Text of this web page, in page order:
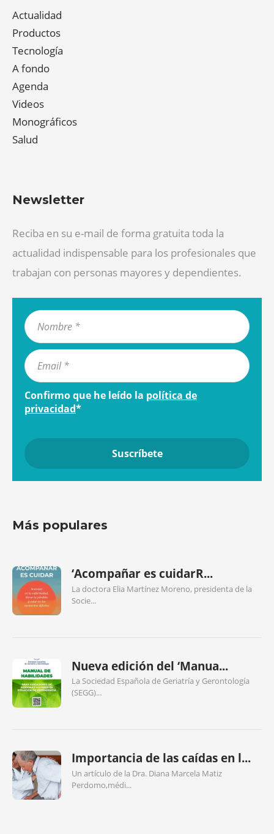
Actualidad
Productos
Tecnología
A fondo
Agenda
Videos
Monográficos
Salud
Newsletter
Reciba en su e-mail de forma gratuita toda la
actualidad indispensable para los profesionales que
trabajan con personas mayores y dependientes.
Confirmo que he leído la política de
privacidad*
Más populares
‘Acompañar es cuidarR...
La doctora Elia Martínez Moreno, presidenta de la
Socie...
Nueva edición del ‘Manua...
La Sociedad Española de Geriatría y Gerontología
(SEGG)...
Importancia de las caídas en l...
Un artículo de la Dra. Diana Marcela Matiz
Perdomo,médi...